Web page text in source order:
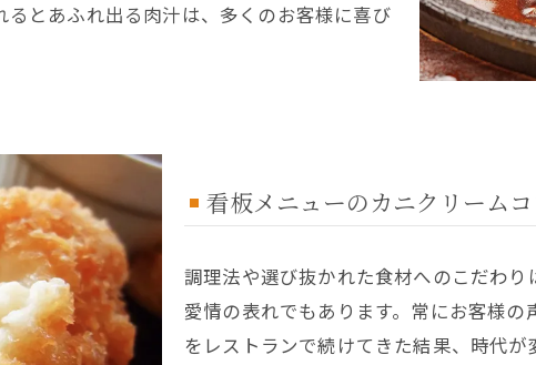
とあふれ出る肉汁は、多くのお客様に喜び
看板メニューのカニクリーム
調理法や選び抜かれた食材へのこだわ
愛情の表れでもあります。常にお客様
をレストランで続けてきた結果、時代